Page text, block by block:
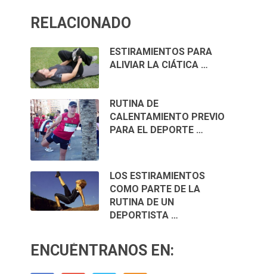
RELACIONADO
ESTIRAMIENTOS PARA
ALIVIAR LA CIÁTICA …
RUTINA DE
CALENTAMIENTO PREVIO
PARA EL DEPORTE …
LOS ESTIRAMIENTOS
COMO PARTE DE LA
RUTINA DE UN
DEPORTISTA …
ENCUÉNTRANOS EN: